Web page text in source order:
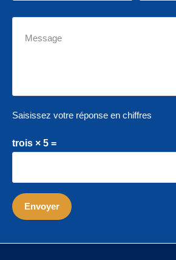
Saisissez votre réponse en chiffres
trois × 5 =